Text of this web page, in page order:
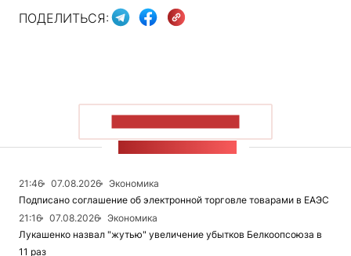
ПОДЕЛИТЬСЯ:
21:46 07.08.2026
Экономика
Подписано соглашение об электронной торговле товарами в ЕАЭС
21:16
07.08.2026
Экономика
Лукашенко назвал "жутью" увеличение убытков Белкоопсоюза в
11 раз